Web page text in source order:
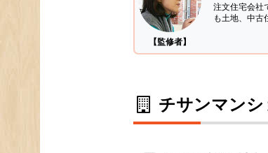
【監修者】
注文住宅会社
も土地、中古
チサンマン